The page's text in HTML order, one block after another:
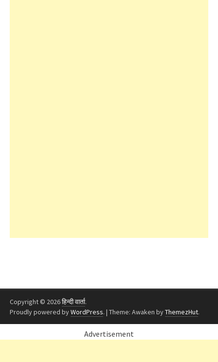
Copyright © 2026हिन्दी वार्ता.
Proudly powered byWordPress. | Theme: Awaken byThemezHut.
Advertisement